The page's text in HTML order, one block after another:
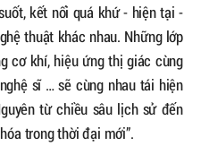
kết nối quá khứ - hiện tại -
thuật khác nhau. Những lớp
cơ khí, hiệu ứng thị giác cùng
sĩ … sẽ cùng nhau tái hiện
từ chiều sâu lịch sử đến
trong thời đại mới”.